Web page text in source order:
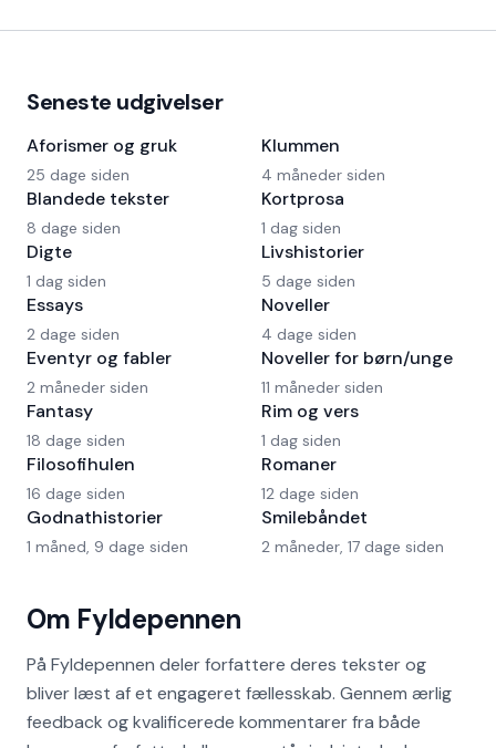
Om Fyldepennen
På Fyldepennen deler forfattere deres tekster og
bliver læst af et engageret fællesskab. Gennem ærlig
feedback og kvalificerede kommentarer fra både
Seneste udgivelser
Aforismer og gruk
25 dage siden
Blandede tekster
8 dage siden
Digte
1 dag siden
Essays
2 dage siden
Eventyr og fabler
2 måneder siden
Fantasy
18 dage siden
Filosofihulen
16 dage siden
Godnathistorier
1 måned, 9 dage siden
Klummen
4 måneder siden
Kortprosa
1 dag siden
Livshistorier
5 dage siden
Noveller
4 dage siden
Noveller for børn/unge
11 måneder siden
Rim og vers
1 dag siden
Romaner
12 dage siden
Smilebåndet
2 måneder, 17 dage siden